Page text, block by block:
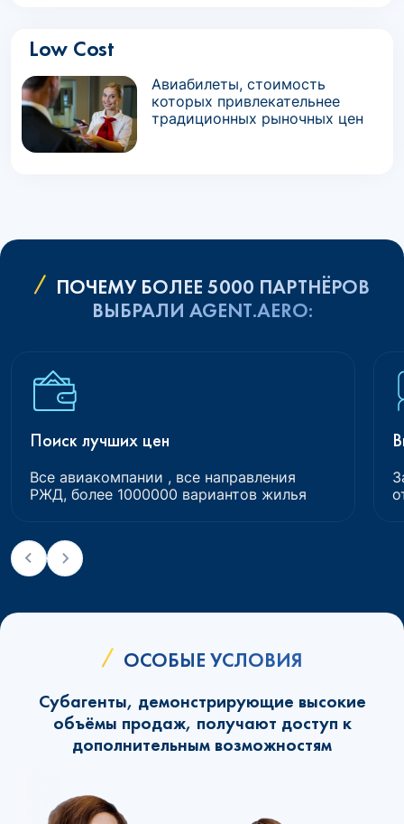
Low Cost
Авиабилеты, стоимость
которых привлекательнее
традиционных рыночных цен
ПОЧЕМУ БОЛЕЕ 5000 ПАРТНЁРОВ
ВЫБРАЛИ AGENT.AERO:
Поиск лучших цен
Все авиакомпании , все направления
РЖД, более 1000000 вариантов жилья
ОСОБЫЕ УСЛОВИЯ
Субагенты, демонстрирующие высокие
объёмы продаж, получают доступ к
дополнительным возможностям